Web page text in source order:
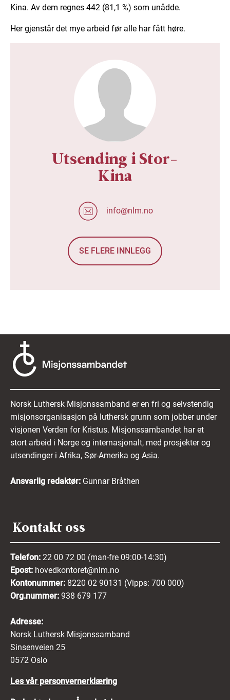
Kina. Av dem regnes 442 (81,1 %) som unådde.
Her gjenstår det mye arbeid før alle har fått høre.
Utsending i Stor-
Kina
info@nlm.no
SE FLERE INNLEGG
Norsk Luthersk Misjonssamband er en fri og selvstendig
misjonsorganisasjon på luthersk grunn som jobber under
visjonen Verden for Kristus. Misjonssambandet har et
stort arbeid i Norge og internasjonalt, med prosjekter og
utsendinger i Afrika, Sør-Amerika og Asia.
Ansvarlig redaktør: Gunnar Bråthen
Kontakt oss
Telefon: 22 00 72 00 (man-fre 09:00-14:30)
Epost: hovedkontoret@nlm.no
Kontonummer: 8220 02 90131 (Vipps: 700 000)
Org.nummer: 938 679 177
Adresse:
Norsk Luthersk Misjonssamband
Sinsenveien 25
0572 Oslo
Les vår personvernerklæring